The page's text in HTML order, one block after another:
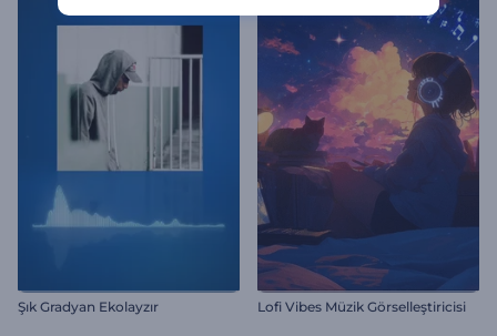
Şık Gradyan Ekolayzır Lofi Vibes Müzik Görselleştiricisi